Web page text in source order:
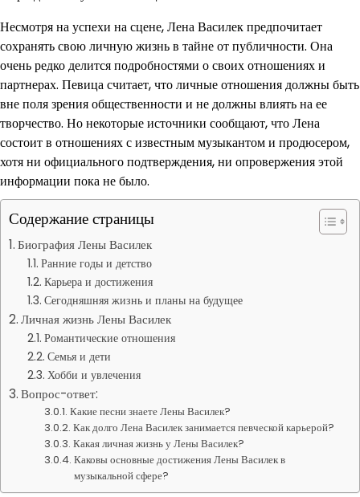
Несмотря на успехи на сцене, Лена Василек предпочитает
сохранять свою личную жизнь в тайне от публичности. Она
очень редко делится подробностями о своих отношениях и
партнерах. Певица считает, что личные отношения должны быть
вне поля зрения общественности и не должны влиять на ее
творчество. Но некоторые источники сообщают, что Лена
состоит в отношениях с известным музыкантом и продюсером,
хотя ни официального подтверждения, ни опровержения этой
информации пока не было.
Содержание страницы
Биография Лены Василек
Ранние годы и детство
Карьера и достижения
Сегодняшняя жизнь и планы на будущее
Личная жизнь Лены Василек
Романтические отношения
Семья и дети
Хобби и увлечения
Вопрос-ответ:
Какие песни знаете Лены Василек?
Как долго Лена Василек занимается певческой карьерой?
Какая личная жизнь у Лены Василек?
Каковы основные достижения Лены Василек в
музыкальной сфере?